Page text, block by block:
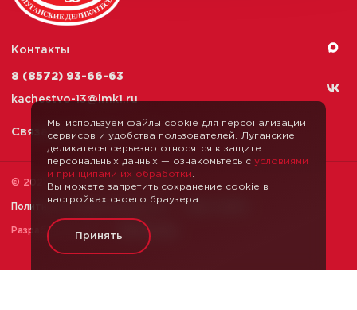
Мы используем файлы cookie для персонализации
сервисов и удобства пользователей. Луганские
деликатесы серьезно относятся к защите
персональных данных — ознакомьтесь с условиями
и принципами их обработки
Вы можете запретить сохранение cookie в
настройках своего браузера.
Принять
Контакты
8 (8572) 93-66-63
kachestvo-13@lmk1.ru
Связаться с нами
© 2026 Луганские Деликатесы
Политика конфиденциальности Карта сайта
Разработка сайта — Webformula